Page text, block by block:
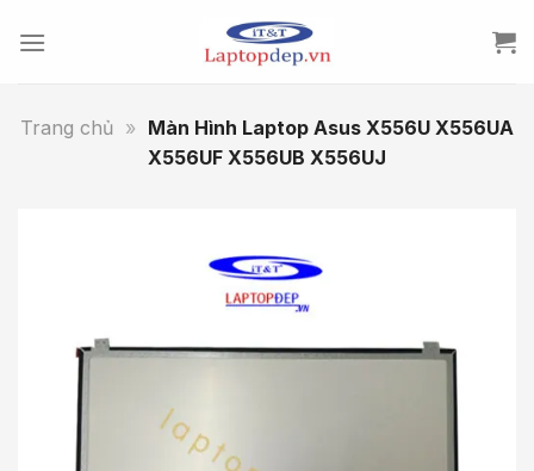
Trang chủ » Màn Hình Laptop Asus X556U X556UA
X556UF X556UB X556UJ